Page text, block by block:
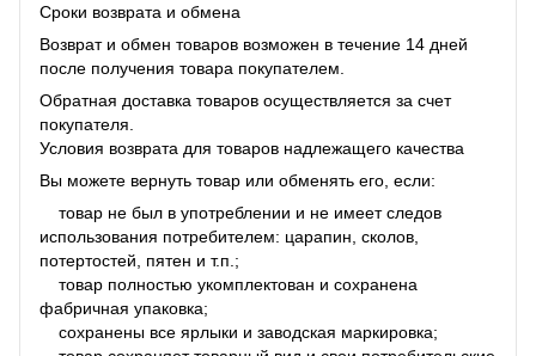
Сроки возврата и обмена
Возврат и обмен товаров возможен в течение 14 дней
после получения товара покупателем.
Обратная доставка товаров осуществляется за счет
покупателя.
Условия возврата для товаров надлежащего качества
Вы можете вернуть товар или обменять его, если:
товар не был в употреблении и не имеет следов
использования потребителем: царапин, сколов,
потертостей, пятен и т.п.;
товар полностью укомплектован и сохранена
фабричная упаковка;
сохранены все ярлыки и заводская маркировка;